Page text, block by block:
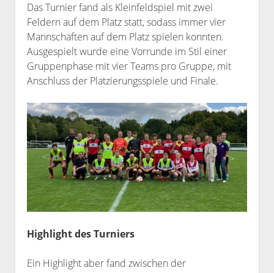
Das Turnier fand als Kleinfeldspiel mit zwei
Feldern auf dem Platz statt, sodass immer vier
Mannschaften auf dem Platz spielen konnten.
Ausgespielt wurde eine Vorrunde im Stil einer
Gruppenphase mit vier Teams pro Gruppe, mit
Anschluss der Platzierungsspiele und Finale.
Highlight des Turniers
Ein Highlight aber fand zwischen der